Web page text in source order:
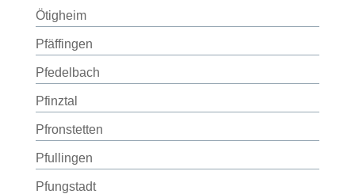
Ötigheim
Pfäffingen
Pfedelbach
Pfinztal
Pfronstetten
Pfullingen
Pfungstadt